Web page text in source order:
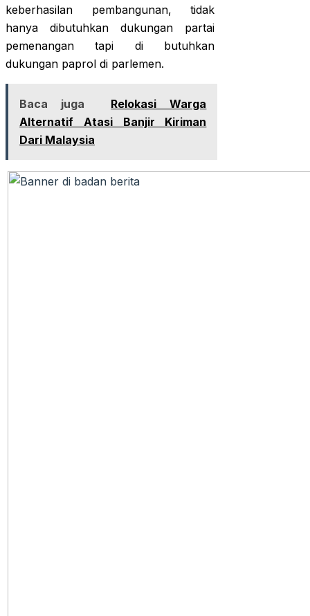
keberhasilan pembangunan, tidak
hanya dibutuhkan dukungan partai
pemenangan tapi di butuhkan
dukungan paprol di parlemen.
Baca juga
Relokasi Warga
Alternatif Atasi Banjir Kiriman
Dari Malaysia